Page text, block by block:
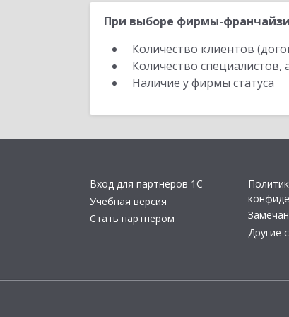
При выборе фирмы-
Количество клиентов
Количество
Наличие у фирмы статуса
Вход для партнеров 1С
Учебная версия
Стать партнером
Другие